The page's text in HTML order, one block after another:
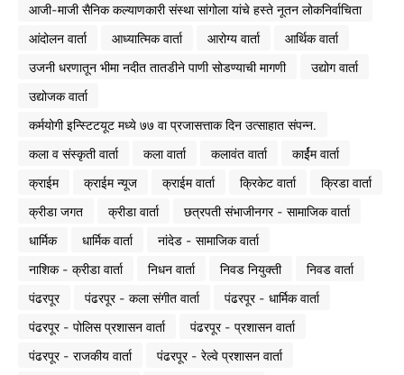
आजी-माजी सैनिक कल्याणकारी संस्था सांगोला यांचे हस्ते नूतन लोकनिर्वाचिता
आंदोलन वार्ता
आध्यात्मिक वार्ता आरोग्य वार्ता
आर्थिक वार्ता
उजनी धरणातून भीमा नदीत तातडीने पाणी सोडण्याची मागणी
उद्योग वार्ता
उद्योजक वार्ता
कर्मयोगी इन्स्टिटयूट मध्ये ७७ वा प्रजासत्ताक दिन उत्साहात संपन्न.
कला व संस्कृती वार्ता
कला वार्ता कलावंत वार्ता
कार्ईम वार्ता
क्राईम
क्राईम न्यूज क्राईम वार्ता क्रिकेट वार्ता
क्रिडा वार्ता
क्रीडा जगत
क्रीडा वार्ता
छत्रपती संभाजीनगर - सामाजिक वार्ता
धार्मिक
धार्मिक वार्ता
नांदेड - सामाजिक वार्ता
नाशिक - क्रीडा वार्ता
निधन वार्ता निवड नियुक्ती
निवड वार्ता
पंढरपूर
पंढरपूर - कला संगीत वार्ता
पंढरपूर - धार्मिक वार्ता
पंढरपूर - पोलिस प्रशासन वार्ता
पंढरपूर - प्रशासन वार्ता
पंढरपूर - राजकीय वार्ता
पंढरपूर - रेल्वे प्रशासन वार्ता